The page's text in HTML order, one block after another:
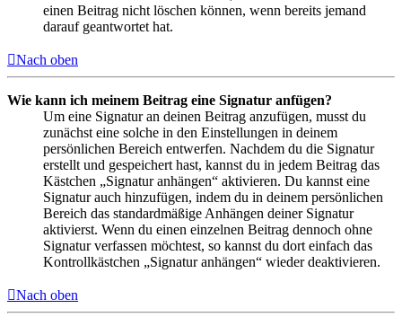
einen Beitrag nicht löschen können, wenn bereits jemand
darauf geantwortet hat.
Nach oben
Wie kann ich meinem Beitrag eine Signatur anfügen?
Um eine Signatur an deinen Beitrag anzufügen, musst du
zunächst eine solche in den Einstellungen in deinem
persönlichen Bereich entwerfen. Nachdem du die Signatur
erstellt und gespeichert hast, kannst du in jedem Beitrag das
Kästchen „Signatur anhängen“ aktivieren. Du kannst eine
Signatur auch hinzufügen, indem du in deinem persönlichen
Bereich das standardmäßige Anhängen deiner Signatur
aktivierst. Wenn du einen einzelnen Beitrag dennoch ohne
Signatur verfassen möchtest, so kannst du dort einfach das
Kontrollkästchen „Signatur anhängen“ wieder deaktivieren.
Nach oben